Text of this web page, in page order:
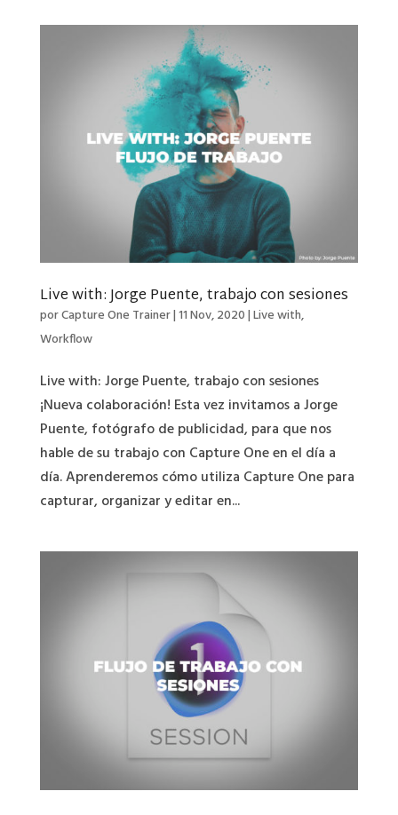
Live with: Jorge Puente, trabajo con sesiones
porCapture One Trainer|11 Nov, 2020|Live with,
Workflow
Live with: Jorge Puente, trabajo con sesiones
¡Nueva colaboración! Esta vez invitamos a Jorge
Puente, fotógrafo de publicidad, para que nos
hable de su trabajo con Capture One en el día a
día. Aprenderemos cómo utiliza Capture One para
capturar, organizar y editar en...